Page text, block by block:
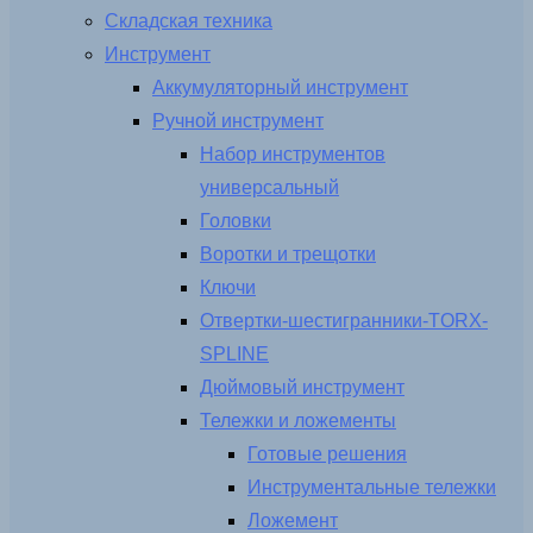
Складская техника
Инструмент
Аккумуляторный инструмент
Ручной инструмент
Набор инструментов
универсальный
Головки
Воротки и трещотки
Ключи
Отвертки-шестигранники-TORX-
SPLINE
Дюймовый инструмент
Тележки и ложементы
Готовые решения
Инструментальные тележки
Ложемент